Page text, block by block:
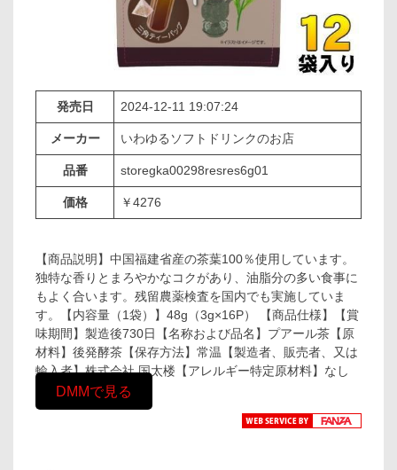
発売日 2024-12-11 19:07:24
メーカー いわゆるソフトドリンクのお店
品番 storegka00298resres6g01
価格 ￥4276
【商品説明】中国福建省産の茶葉100％使用しています。
独特な香りとまろやかなコクがあり、油脂分の多い食事に
もよく合います。残留農薬検査を国内でも実施していま
す。【内容量（1袋）】48g（3g×16P） 【商品仕様】【賞
味期間】製造後730日【名称および品名】プアール茶【原
材料】後発酵茶【保存方法】常温【製造者、販売者、又は
輸入者】株式会社 国太楼【アレルギー特定原材料】なし
DMMで見る